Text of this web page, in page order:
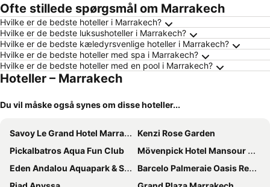
Ofte stillede spørgsmål om Marrakech
Hvilke er de bedste hoteller i Marrakech?
Hvilke er de bedste luksushoteller i Marrakech?
Hvilke er de bedste kæledyrsvenlige hoteller i Marrakech?
Hvilke er de bedste hoteller med spa i Marrakech?
Hvilke er de bedste hoteller med en pool i Marrakech?
Hoteller – Marrakech
Du vil måske også synes om disse hoteller...
Savoy Le Grand Hotel Marrakech
Kenzi Rose Garden
Pickalbatros Aqua Fun Club
Mövenpick Hotel Mansour Eddahbi Marrakech
Eden Andalou Aquapark & Spa
Barcelo Palmeraie Oasis Resort